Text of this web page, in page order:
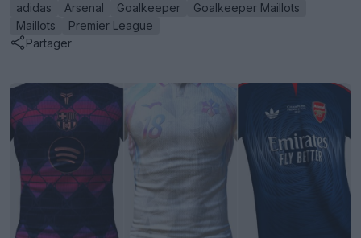
adidas Arsenal Goalkeeper
Goalkeeper Maillots
Maillots
Premier League
Partager